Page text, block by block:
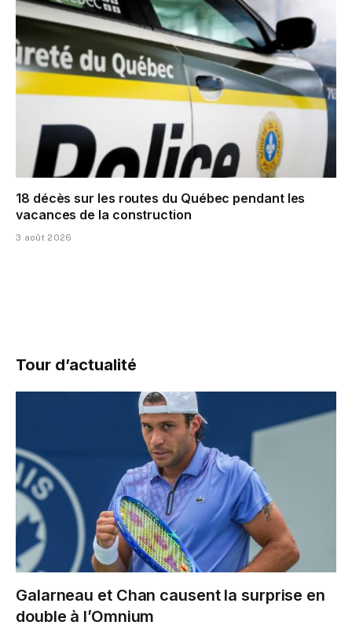
18 décès sur les routes du Québec pendant les
vacances de la construction
3 août 2026
Tour d’actualité
Galarneau et Chan causent la surprise en
double à l’Omnium